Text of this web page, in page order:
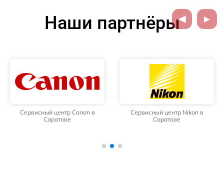
Наши партнёры
Сервисный центр Canon в
Саратове
Сервисный центр Nikon в
Саратове